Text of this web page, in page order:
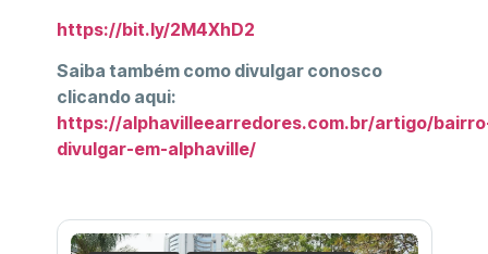
https://bit.ly/2M4XhD2
Saiba também como divulgar conosco
clicando aqui:
https://alphavilleearredores.com.br/artigo/
divulgar-em-alphaville/